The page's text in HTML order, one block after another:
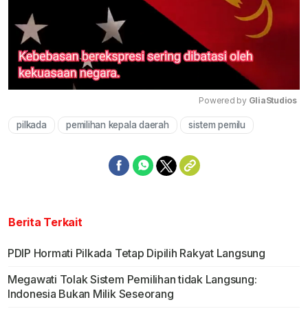
Mute
Powered by GliaStudios
pilkada pemilihan kepala daerah sistem pemilu
Berita Terkait
PDIP Hormati Pilkada Tetap Dipilih Rakyat Langsung
Megawati Tolak Sistem Pemilihan tidak Langsung:
Indonesia Bukan Milik Seseorang